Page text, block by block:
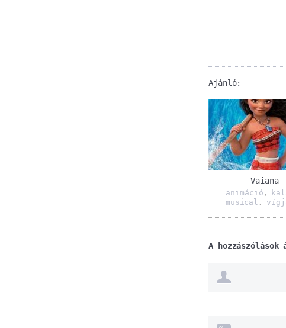
Ajánló:
Vaiana
animáció ,
musical ,
A hozzászólások